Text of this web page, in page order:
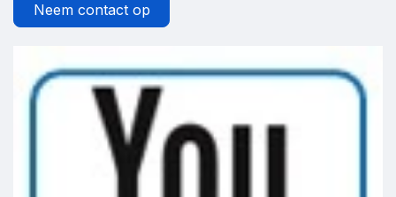
Neem contact op